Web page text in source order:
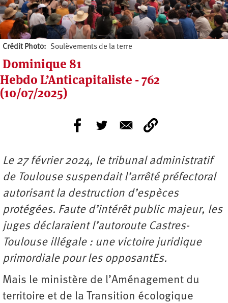
Crédit Photo Soulèvements de la terre
Dominique 81
Hebdo L’Anticapitaliste - 762
(10/07/2025)
Le 27 février 2024, le tribunal administratif
de Toulouse suspendait l’arrêté préfectoral
autorisant la destruction d’espèces
protégées. Faute d’intérêt public majeur, les
juges déclaraient l’autoroute Castres-
Toulouse illégale : une victoire juridique
primordiale pour les opposantEs.
Mais le ministère de l’Aménagement du
territoire et de la Transition écologique